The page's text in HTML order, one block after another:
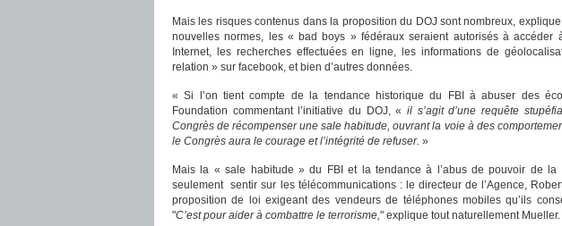
Mais les risques contenus dans la proposition du DOJ sont nombreux,
nouvelles normes, les « bad boys » fédéraux seraient autorisés à accéder
Internet, les recherches effectuées en ligne, les informations de
relation » sur facebook, et bien d’autres données.
« Si l’on tient compte de la tendance historique du FBI à abuser des
Foundation commentant l’initiative du DOJ, « il s’agit d’une requête
Congrès de récompenser une sale habitude, ouvrant la voie à des
le Congrès aura le courage et l’intégrité de refuser. »
Mais la « sale habitude » du FBI et la tendance à l’abus de pouvoir de
seulement sentir sur les télécommunications : le directeur de l’Agence,
proposition de loi exigeant des vendeurs de téléphones mobiles qu’ils
"C’est pour aider à combattre le terrorisme," explique tout naturellement Mueller.